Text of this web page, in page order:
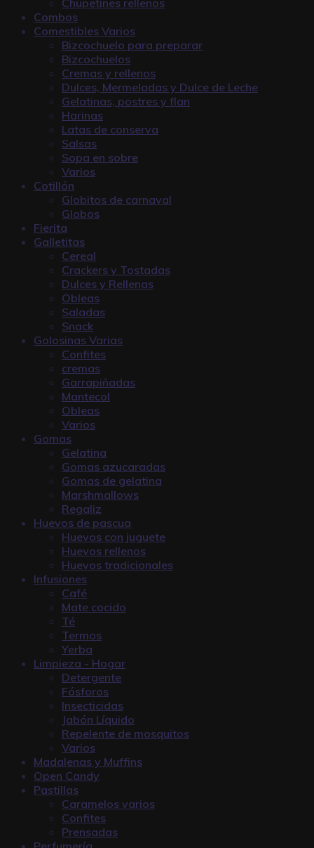
Combos
Comestibles Varios
Bizcochuelo para preparar
Bizcochuelos
Cremas y rellenos
Dulces, Mermeladas y Dulce de Leche
Gelatinas, postres y flan
Harinas
Latas de conserva
Salsas
Sopa en sobre
Varios
Cotillón
Globitos de carnaval
Globos
Fierita
Galletitas
Cereal
Crackers y Tostadas
Dulces y Rellenas
Obleas
Saladas
Snack
Golosinas Varias
Confites
cremas
Garrapiñadas
Mantecol
Obleas
Varios
Gomas
Gelatina
Gomas azucaradas
Gomas de gelatina
Marshmallows
Regaliz
Huevos de pascua
Huevos con juguete
Huevos rellenos
Huevos tradicionales
Infusiones
Café
Mate cocido
Té
Termos
Yerba
Limpieza - Hogar
Detergente
Fósforos
Insecticidas
Jabón Líquido
Repelente de mosquitos
Varios
Madalenas y Muffins
Open Candy
Pastillas
Caramelos varios
Confites
Prensadas